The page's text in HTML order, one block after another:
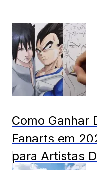
Como Ganhar
Fanarts em
para Artistas